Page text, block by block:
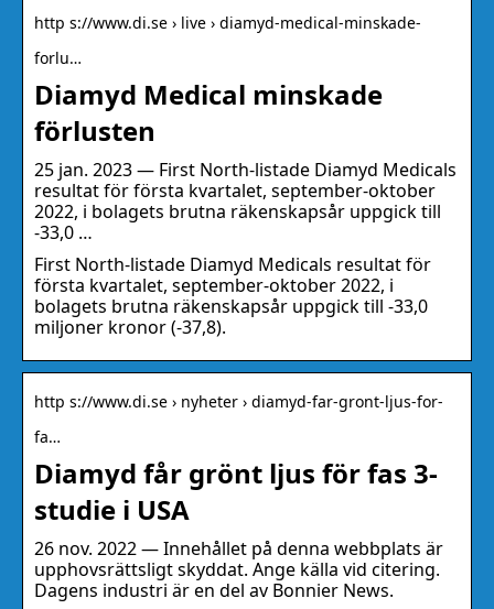
http s://www.di.se › live › diamyd-medical-minskade-
forlu…
Diamyd Medical minskade
förlusten
25 jan. 2023 — First North-listade Diamyd Medicals
resultat för första kvartalet, september-oktober
2022, i bolagets brutna räkenskapsår uppgick till
-33,0 …
First North-listade Diamyd Medicals resultat för
första kvartalet, september-oktober 2022, i
bolagets brutna räkenskapsår uppgick till -33,0
miljoner kronor (-37,8).
http s://www.di.se › nyheter › diamyd-far-gront-ljus-for-
fa…
Diamyd får grönt ljus för fas 3-
studie i USA
26 nov. 2022 — Innehållet på denna webbplats är
upphovsrättsligt skyddat. Ange källa vid citering.
Dagens industri är en del av Bonnier News.